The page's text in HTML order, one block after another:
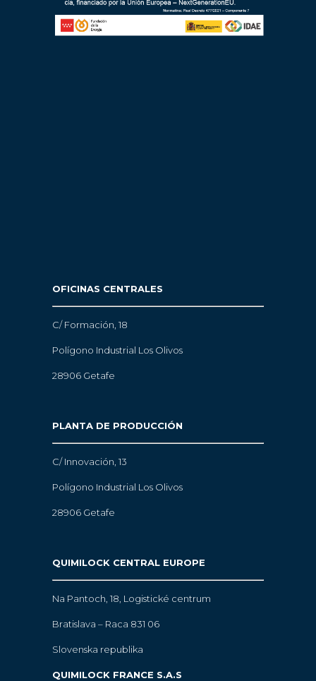
OFICINAS CENTRALES
C/ Formación, 18
Polígono Industrial Los Olivos
28906 Getafe
PLANTA DE PRODUCCIÓN
C/ Innovación, 13
Polígono Industrial Los Olivos
28906 Getafe
QUIMILOCK CENTRAL EUROPE
Na Pantoch, 18, Logistické centrum
Bratislava – Raca 831 06
Slovenska republika
QUIMILOCK FRANCE S.A.S